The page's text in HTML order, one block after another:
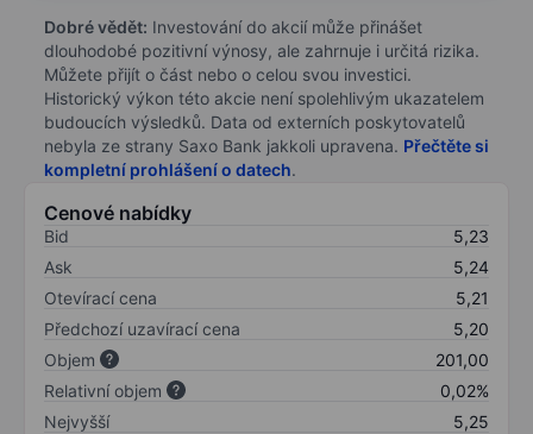
Dobré vědět: Investování do akcií může přinášet
dlouhodobé pozitivní výnosy, ale zahrnuje i určitá rizika.
Můžete přijít o část nebo o celou svou investici.
Historický výkon této akcie není spolehlivým ukazatelem
budoucích výsledků. Data od externích poskytovatelů
nebyla ze strany Saxo Bank jakkoli upravena. Přečtěte si
kompletní prohlášení o datech.
Cenové nabídky
Bid
5,23
Ask
5,24
Otevírací cena
5,21
Předchozí uzavírací cena
5,20
Objem
201,00
Relativní objem
0,02%
Nejvyšší
5,25